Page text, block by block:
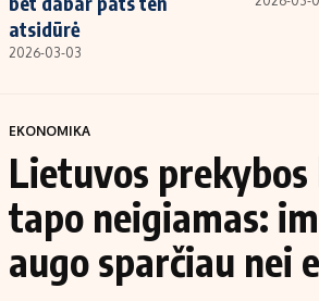
atsidūrė
2026-03-03
EKONOMIKA
Lietuvos prekybos
tapo neigiamas:
augo sparčiau nei